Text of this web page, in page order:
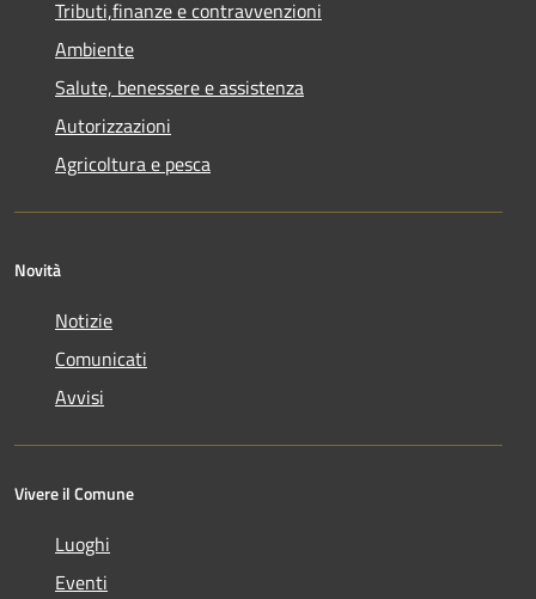
Tributi,finanze e contravvenzioni
Ambiente
Salute, benessere e assistenza
Autorizzazioni
Agricoltura e pesca
Novità
Notizie
Comunicati
Avvisi
Vivere il Comune
Luoghi
Eventi